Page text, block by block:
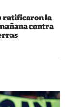
ratificaron la
contra